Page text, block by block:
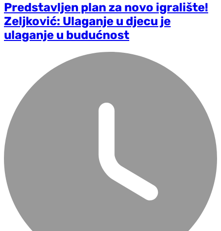
Predstavljen plan za novo igralište!
Zeljković: Ulaganje u djecu je
ulaganje u budućnost